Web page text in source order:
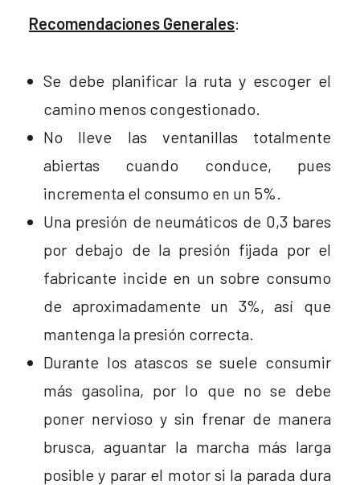
Recomendaciones Generales:
Se debe planificar la ruta y escoger el
camino menos congestionado.
No lleve las ventanillas totalmente
abiertas cuando conduce, pues
incrementa el consumo en un 5%.
Una presión de neumáticos de 0,3 bares
por debajo de la presión fijada por el
fabricante incide en un sobre consumo
de aproximadamente un 3%, así que
mantenga la presión correcta.
Durante los atascos se suele consumir
más gasolina, por lo que no se debe
poner nervioso y sin frenar de manera
brusca, aguantar la marcha más larga
posible y parar el motor si la parada dura